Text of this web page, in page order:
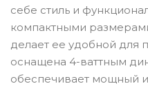
себе стиль и
компактными
делает ее удобной для
оснащена 4-ваттным
обеспечивает мощный